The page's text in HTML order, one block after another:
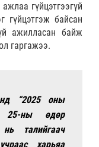
гүйцэтгээгүй
гүйцэтгэж байсан
ажилласан байж
гаргажээ.
“2025 оны
25-ны өдөр
талийгаач
харьяа